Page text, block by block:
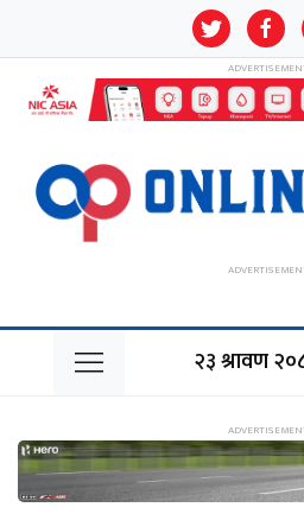
२३ श्रावण